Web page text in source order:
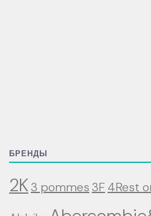
БРЕНДЫ
2K3 pommes3F 4Rest